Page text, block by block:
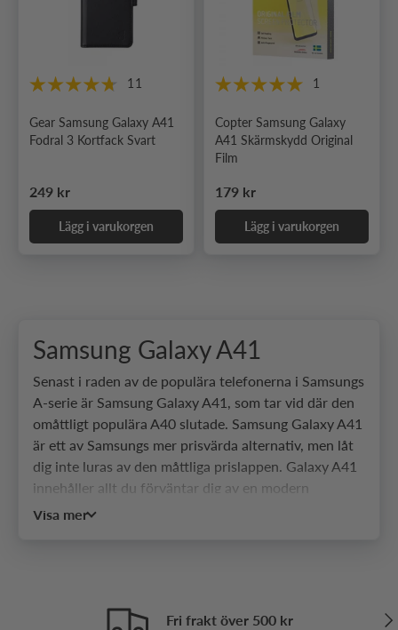
11
Gear Samsung Galaxy A41
Fodral 3 Kortfack Svart
Ordinarie pris
249 kr
Lägg i varukorgen
1
Copter Samsung Galaxy
A41 Skärmskydd Original
Film
Ordinarie pris
179 kr
Lägg i varukorgen
Samsung Galaxy A41
Senast i raden av de populära telefonerna i Samsungs
A-serie är Samsung Galaxy A41, som tar vid där den
omåttligt populära A40 slutade. Samsung Galaxy A41
är ett av Samsungs mer prisvärda alternativ, men låt
dig inte luras av den måttliga prislappen. Galaxy A41
innehåller allt du förväntar dig av en modern
smartphone och lite till. Den är dessutom lätt och
klumpig, men med Samsung Galaxy A41 har man
Visa mer
Fri frakt över 500 kr